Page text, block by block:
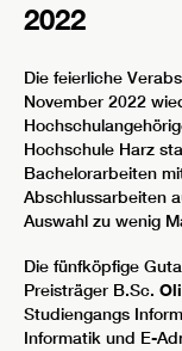
2022
Die feierliche
November 2022
Hochschule Harz
Bachelorarbeiten
Abschlussarbeiten
Auswahl zu wenig
Die fünfköpfige
Preisträger B.Sc.
Studiengangs
Informatik und E-